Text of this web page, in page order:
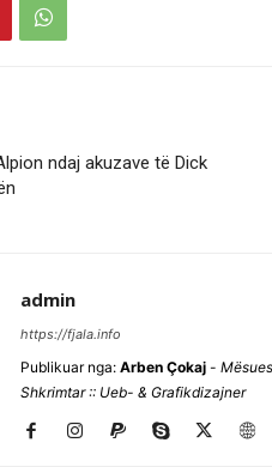
ndaj akuzave të Dick
admin
https://fjala.info
Publikuar nga: Arben Çokaj -
Shkrimtar :: Ueb- & Grafikdizajner